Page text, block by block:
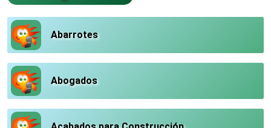
Abarrotes
Abogados